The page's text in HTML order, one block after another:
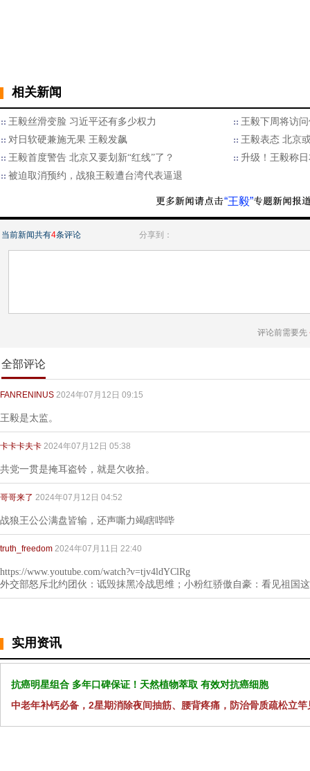
相关新闻
王毅丝滑变脸 习近平还有多少权力
王毅下周将访
对日软硬兼施无果 王毅发飙
王毅表态 北京
王毅首度警告 北京又要划新“红线”了？
升级！王毅称
被迫取消预约，战狼王毅遭台湾代表逼退
“王毅”
当前新闻共有4条评论 分享到：
评论前需要先
全部评论
FANRENINUS 2024年07月12日 09:15
王毅是太监。
卡卡卡夫卡 2024年07月12日 05:38
共党一贯是掩耳盗铃，就是欠收拾。
哥哥来了 2024年07月12日 04:52
战狼王公公满盘皆输，还声嘶力竭瞎哔哔
truth_freedom 2024年07月11日 22:40
https://www.youtube.com/watch?v=tjv4ldYClRg
外交部怒斥北约团伙：诋毁抹黑冷战思维；小粉红骄傲自豪：看见祖国
实用资讯
抗癌明星组合 多年口碑保证！天然植物萃取 有效对抗癌细胞
中老年补钙必备，2星期消除夜间抽筋、腰背疼痛，防治骨质疏松立竿